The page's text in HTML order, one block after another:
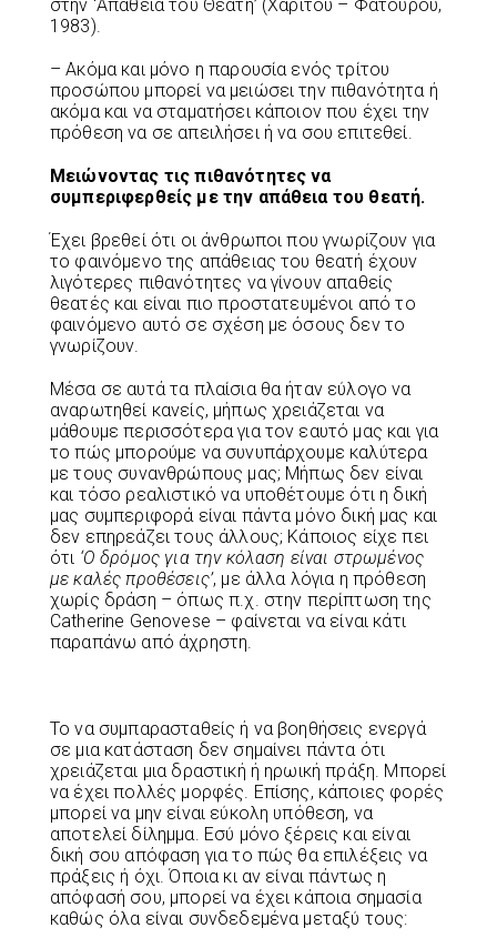
στην ‘Aπάθεια του Θεατή’ (Χαρίτου – Φατούρου,
1983).
– Ακόμα και μόνο η παρουσία ενός τρίτου
προσώπου μπορεί να μειώσει την πιθανότητα ή
ακόμα και να σταματήσει κάποιον που έχει την
πρόθεση να σε απειλήσει ή να σου επιτεθεί.
Μειώνοντας τις πιθανότητες να
συμπεριφερθείς με την απάθεια του θεατή.
Έχει βρεθεί ότι οι άνθρωποι που γνωρίζουν για
το φαινόμενο της απάθειας του θεατή έχουν
λιγότερες πιθανότητες να γίνουν απαθείς
θεατές και είναι πιο προστατευμένοι από το
φαινόμενο αυτό σε σχέση με όσους δεν το
γνωρίζουν.
Μέσα σε αυτά τα πλαίσια θα ήταν εύλογο να
αναρωτηθεί κανείς, μήπως χρειάζεται να
μάθουμε περισσότερα για τον εαυτό μας και για
το πώς μπορούμε να συνυπάρχουμε καλύτερα
με τους συνανθρώπους μας; Μήπως δεν είναι
και τόσο ρεαλιστικό να υποθέτουμε ότι η δική
μας συμπεριφορά είναι πάντα μόνο δική μας και
δεν επηρεάζει τους άλλους; Κάποιος είχε πει
ότι ‘Ο δρόμος για την κόλαση είναι στρωμένος
με καλές προθέσεις’, με άλλα λόγια η πρόθεση
χωρίς δράση – όπως π.χ. στην περίπτωση της
Catherine Genovese – φαίνεται να είναι κάτι
παραπάνω από άχρηστη.
Το να συμπαρασταθείς ή να βοηθήσεις ενεργά
σε μια κατάσταση δεν σημαίνει πάντα ότι
χρειάζεται μια δραστική ή ηρωική πράξη. Μπορεί
να έχει πολλές μορφές. Επίσης, κάποιες φορές
μπορεί να μην είναι εύκολη υπόθεση, να
αποτελεί δίλημμα. Εσύ μόνο ξέρεις και είναι
δική σου απόφαση για το πώς θα επιλέξεις να
πράξεις ή όχι. Όποια κι αν είναι πάντως η
απόφασή σου, μπορεί να έχει κάποια σημασία
καθώς όλα είναι συνδεδεμένα μεταξύ τους: